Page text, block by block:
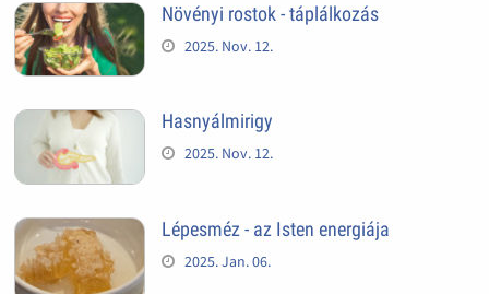
Növényi rostok - táplálkozás
2025. Nov. 12.
Hasnyálmirigy
2025. Nov. 12.
Lépesméz - az Isten energiája
2025. Jan. 06.